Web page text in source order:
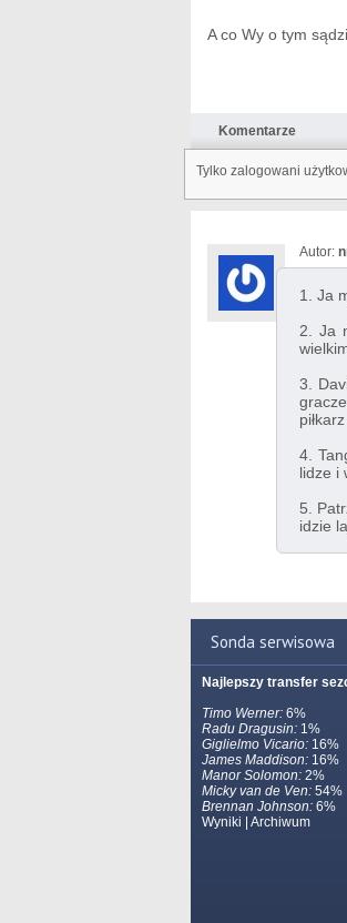
A co Wy o tym
Komentarze
Tylko zalogowani
Autor:
1. Ja
2. Ja
3.
4.
lidze i
5.
idzie
Sonda serwisowa
Najlepszy transfer
Timo Werner: 6%
Radu Dragusin: 1%
Giglielmo Vicario: 16%
James Maddison: 16%
Manor Solomon: 2%
Micky van de Ven: 54%
Brennan Johnson: 6%
Wyniki
Archiwum